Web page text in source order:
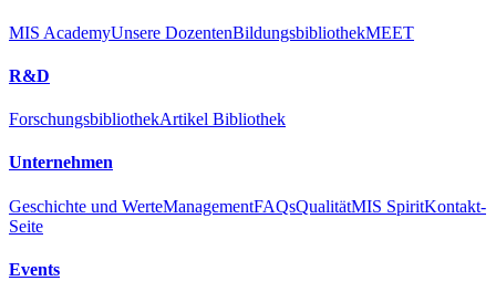
MIS AcademyUnsere DozentenBildungsbibliothekMEET
R&D
ForschungsbibliothekArtikel Bibliothek
Unternehmen
Geschichte und WerteManagementFAQsQualitätMIS SpiritKontakt-
Seite
Events